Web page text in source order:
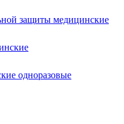
защиты медицинские
одноразовые